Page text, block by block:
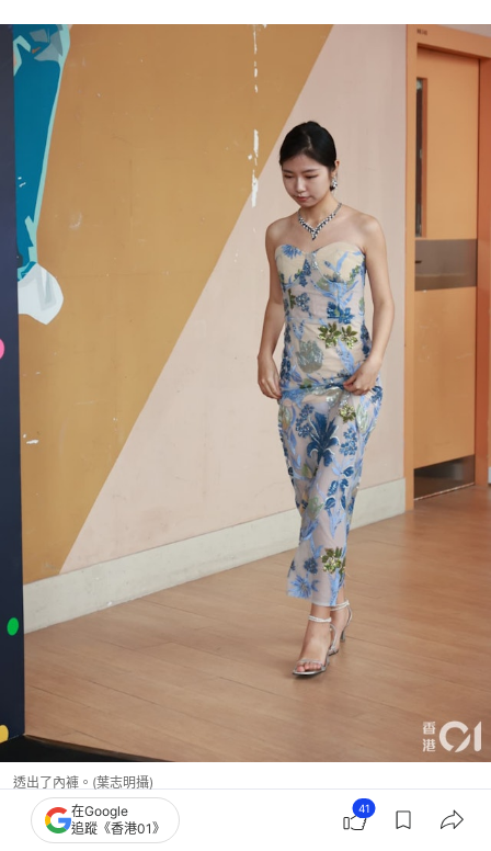
透出了內褲。(葉志明攝)
在Google
追蹤《香港01》
41